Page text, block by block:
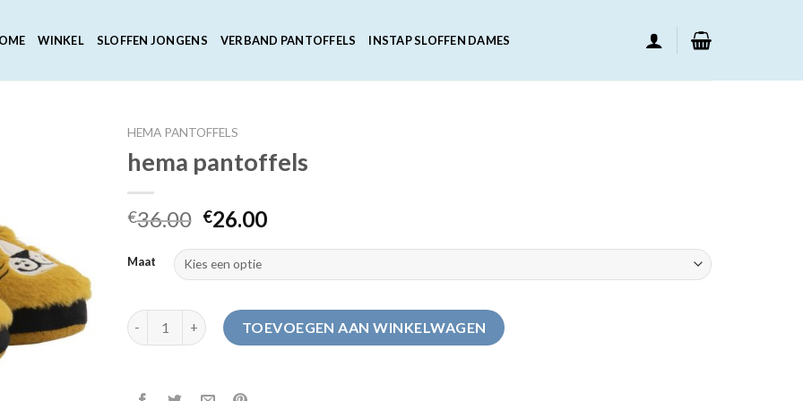
WINKEL SLOFFEN JONGENS VERBAND PANTOFFELS INSTAP SLOFFEN DAMES
HEMA PANTOFFELS
hema pantoffels
€36.00 €26.00
Maat
hema pantoffels aantalTOEVOEGEN AAN WINKELWAGEN